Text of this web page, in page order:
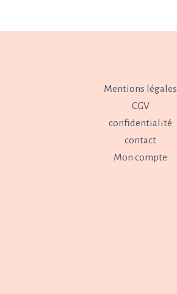
Mentions légales
CGV
confidentialité
contact
Mon compte